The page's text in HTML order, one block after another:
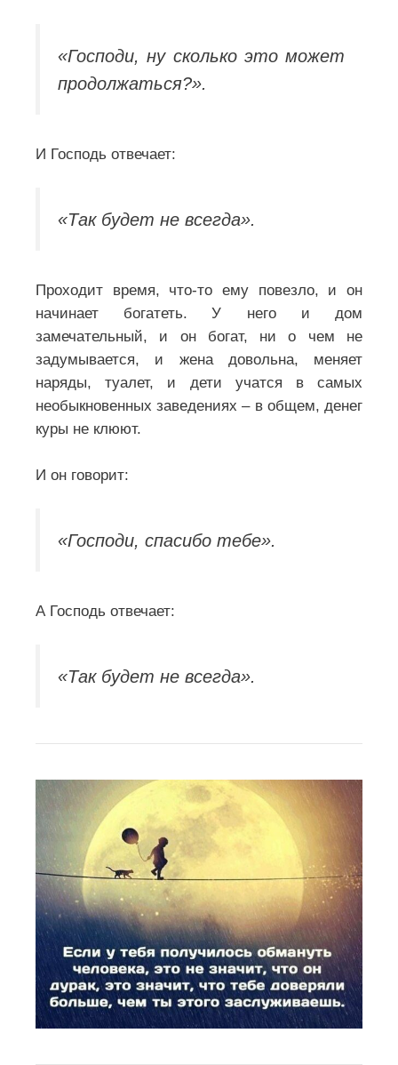
«Господи, ну сколько это может
продолжаться?».
И Господь отвечает:
«Так будет не всегда».
Проходит время, что-то ему повезло, и он
начинает богатеть.
У него и дом
замечательный, и он богат, ни о чем не
задумывается, и жена довольна, меняет
наряды, туалет, и дети учатся в самых
необыкновенных заведениях – в общем, денег
куры не клюют.
И он говорит:
«Господи, спасибо тебе».
А Господь отвечает:
«Так будет не всегда».